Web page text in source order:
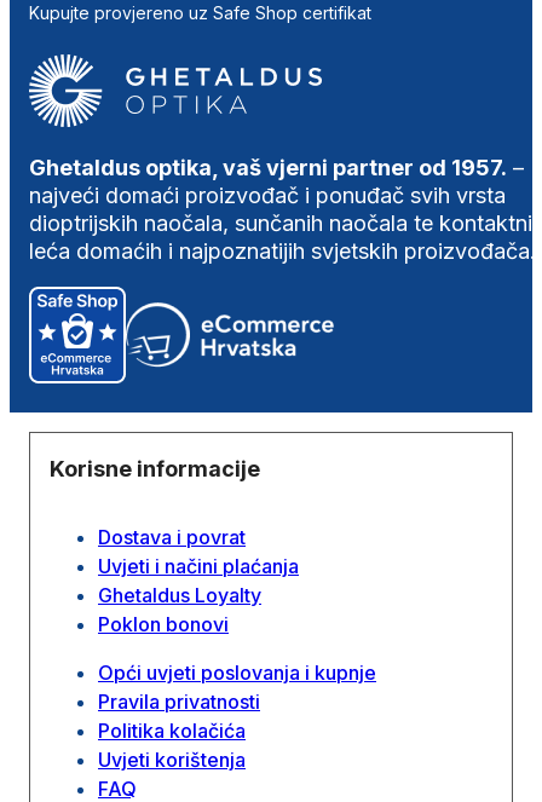
Kupujte provjereno uz Safe Shop certifikat
Ghetaldus optika, vaš vjerni partner od 1957. –
najveći domaći proizvođač i ponuđač svih vrsta
dioptrijskih naočala, sunčanih naočala te
leća domaćih i najpoznatijih svjetskih proizvođača.
Korisne informacije
Dostava i povrat
Uvjeti i načini plaćanja
Ghetaldus Loyalty
Poklon bonovi
Opći uvjeti poslovanja i kupnje
Pravila privatnosti
Politika kolačića
Uvjeti korištenja
FAQ